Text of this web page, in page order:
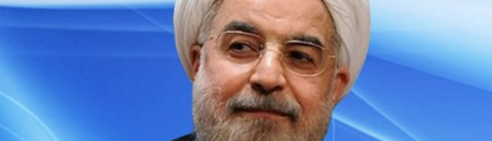
كأس العالم